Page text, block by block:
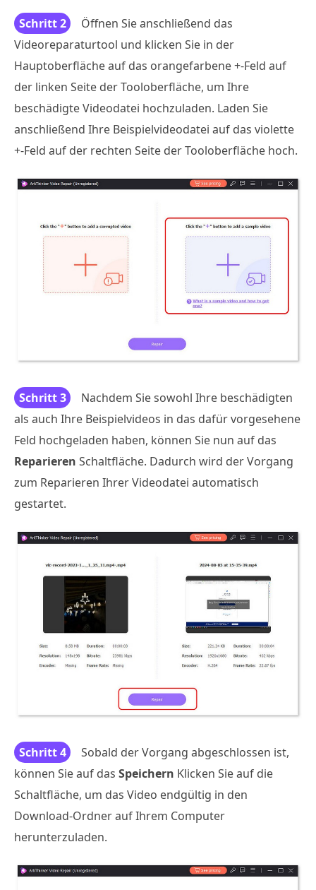
Schritt 2
Öffnen Sie anschließend das
Videoreparaturtool und klicken Sie in der
Hauptoberfläche auf das orangefarbene +-Feld auf
der linken Seite der Tooloberfläche, um Ihre
beschädigte Videodatei hochzuladen. Laden Sie
anschließend Ihre Beispielvideodatei auf das violette
+-Feld auf der rechten Seite der Tooloberfläche hoch.
Schritt 3
Nachdem Sie sowohl Ihre beschädigten
als auch Ihre Beispielvideos in das dafür vorgesehene
Feld hochgeladen haben, können Sie nun auf das
Reparieren Schaltfläche. Dadurch wird der Vorgang
zum Reparieren Ihrer Videodatei automatisch
gestartet.
Schritt 4
Sobald der Vorgang abgeschlossen ist,
können Sie auf das Speichern Klicken Sie auf die
Schaltfläche, um das Video endgültig in den
Download-Ordner auf Ihrem Computer
herunterzuladen.